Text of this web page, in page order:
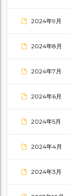
2024年9月
2024年8月
2024年7月
2024年6月
2024年5月
2024年4月
2024年3月